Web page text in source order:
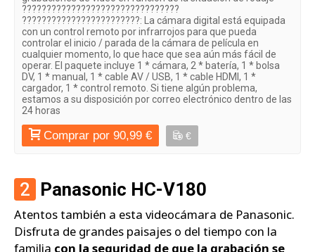
????????????????????????????????
????????????????????????: La cámara digital está equipada
con un control remoto por infrarrojos para que pueda
controlar el inicio / parada de la cámara de película en
cualquier momento, lo que hace que sea aún más fácil de
operar. El paquete incluye 1 * cámara, 2 * batería, 1 * bolsa
DV, 1 * manual, 1 * cable AV / USB, 1 * cable HDMI, 1 *
cargador, 1 * control remoto. Si tiene algún problema,
estamos a su disposición por correo electrónico dentro de las
24 horas
Comprar por 90,99 € €
2 Panasonic HC-V180
Atentos también a esta videocámara de Panasonic.
Disfruta de grandes paisajes o del tiempo con la
familia con la seguridad de que la grabación se